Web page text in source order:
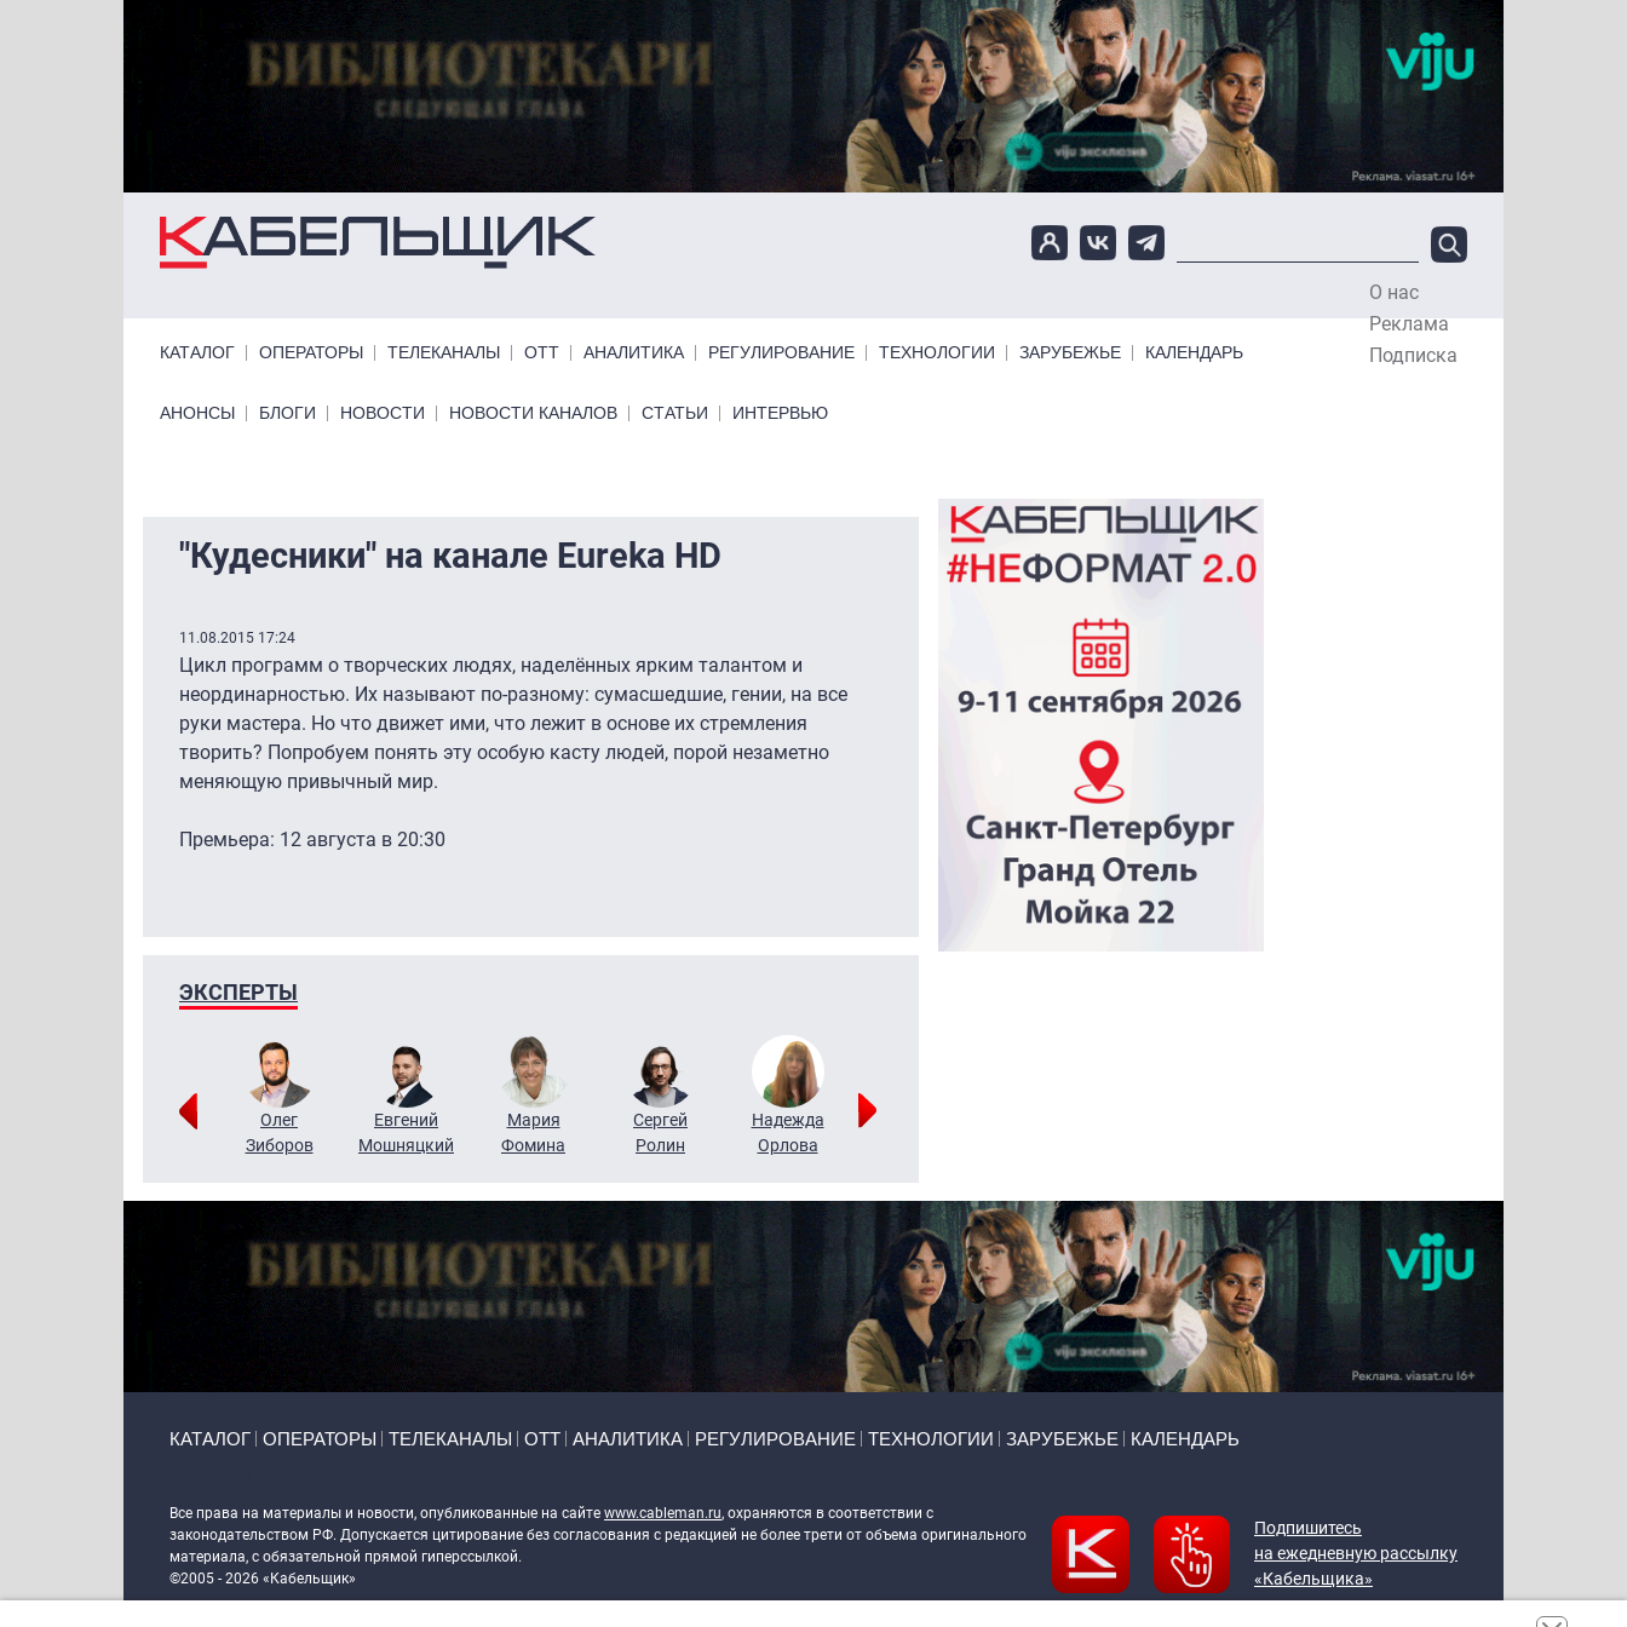
О нас
Реклама
Подписка
КАТАЛОГ ОПЕРАТОРЫ ТЕЛЕКАНАЛЫ ОТТ АНАЛИТИКА РЕГУЛИРОВАНИЕ ТЕХНОЛОГИИ ЗАРУБЕЖЬЕ КАЛЕНДАРЬ
Primary links bottom
АНОНСЫ БЛОГИ НОВОСТИ НОВОСТИ КАНАЛОВ СТАТЬИ ИНТЕРВЬЮ
"Кудесники" на канале Eureka HD
11.08.2015 17:24
Цикл программ о творческих людях, наделённых ярким талантом и
неординарностью. Их называют по-разному: сумасшедшие, гении, на все
руки мастера. Но что движет ими, что лежит в основе их стремления
творить? Попробуем понять эту особую касту людей, порой незаметно
меняющую привычный мир.
Премьера: 12 августа в 20:30
ЭКСПЕРТЫ
Григорий
Олег
Зиборов
Евгений
Мошняцкий
Мария
Фомина
Сергей
Ролин
Надежда
Орлова
КАТАЛОГ ОПЕРАТОРЫ ТЕЛЕКАНАЛЫ ОТТ АНАЛИТИКА РЕГУЛИРОВАНИЕ ТЕХНОЛОГИИ ЗАРУБЕЖЬЕ КАЛЕНДАРЬ
Все права на материалы и новости, опубликованные на сайте www.cableman.ru, охраняются в соответствии с
законодательством РФ. Допускается цитирование без согласования с редакцией не более трети от объема оригинального
материала, с обязательной прямой гиперссылкой.
©2005 - 2026 «Кабельщик»
Подпишитесь
на ежедневную рассылку
«Кабельщика»